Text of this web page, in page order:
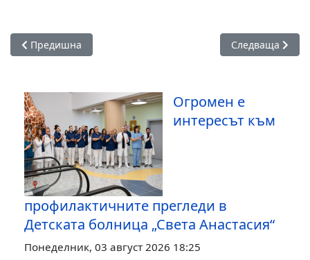
Предишна статия: Специалист предупреждава: Тези
Предишна Следваща
Следваща
Огромен е
интересът към
профилактичните прегледи в
Детската болница „Света Анастасия“
Понеделник, 03 август 2026 18:25